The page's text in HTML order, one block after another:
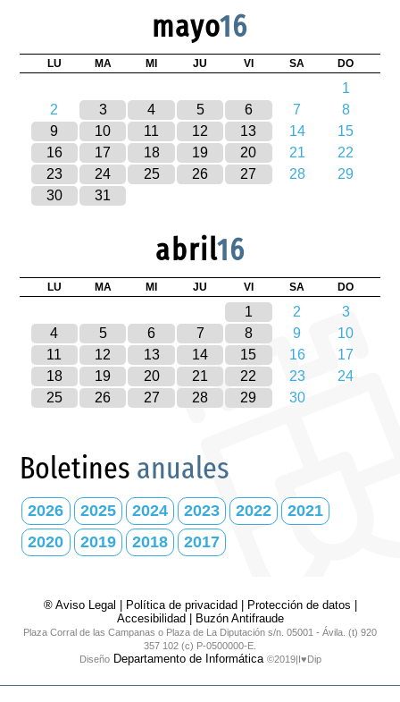
mayo16
LU MA MI JU VI SA DO
1
2
3 4 5 6 7
8
9
10 11 12 13 14
15
16
17 18 19 20 21
22
23
24 25 26 27 28
29
30
31
abril16
LU MA MI JU VI SA DO
1 2
3
4
5 6 7 8 9
10
11
12 13 14 15 16
17
18
19 20 21 22 23
24
25
26 27 28 29 30
Boletines anuales
2026 2025 2024 2023 2022
2021
2020
2019 2018 2017
® Aviso Legal | Política de privacidad| Protección de datos |
Accesibilidad| Buzón Antifraude
Plaza Corral de las Campanas o Plaza de La Diputación s/n. 05001 - Ávila. (t) 920
357 102 (c) P-0500000-E.
DiseñoDepartamento de Informática ©2019|I♥Dip